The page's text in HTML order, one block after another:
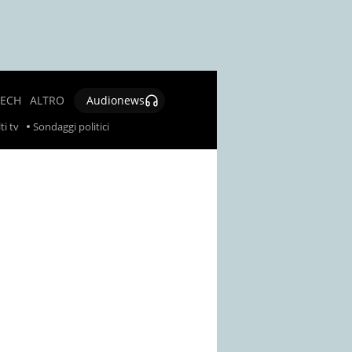
ALTRO
Audionews
tv Sondaggi politici